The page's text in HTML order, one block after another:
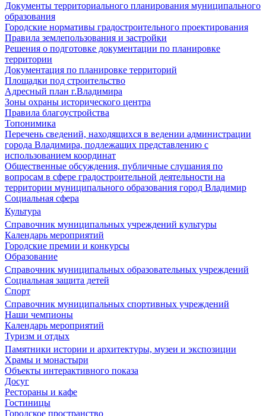
Документы территориального планирования муниципального
образования
Городские нормативы градостроительного проектирования
Правила землепользования и застройки
Решения о подготовке документации по планировке
территории
Документация по планировке территорий
Площадки под строительство
Адресный план г.Владимира
Зоны охраны исторического центра
Правила благоустройства
Топонимика
Перечень сведений, находящихся в ведении администрации
города Владимира, подлежащих представлению с
использованием координат
Общественные обсуждения, публичные слушания по
вопросам в сфере градостроительной деятельности на
территории муниципального образования город Владимир
Социальная сфера
Культура
Справочник муниципальных учреждений культуры
Календарь мероприятий
Городские премии и конкурсы
Образование
Справочник муниципальных образовательных учреждений
Социальная защита детей
Спорт
Справочник муниципальных спортивных учреждений
Наши чемпионы
Календарь мероприятий
Туризм и отдых
Памятники истории и архитектуры, музеи и экспозиции
Храмы и монастыри
Объекты интерактивного показа
Досуг
Рестораны и кафе
Гостиницы
Городское пространство